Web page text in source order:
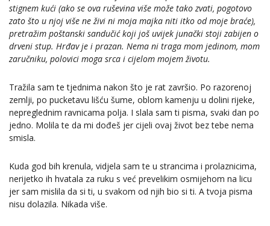
stignem kući (ako se ova ruševina više može tako zvati, pogotovo
zato što u njoj više ne živi ni moja majka niti itko od moje braće),
pretražim poštanski sandučić koji još uvijek junački stoji zabijen o
drveni stup. Hrđav je i prazan. Nema ni traga mom jedinom, mom
zaručniku, polovici moga srca i cijelom mojem životu.
Tražila sam te tjednima nakon što je rat završio. Po razorenoj
zemlji, po pucketavu lišću šume, oblom kamenju u dolini rijeke,
nepreglednim ravnicama polja. I slala sam ti pisma, svaki dan po
jedno. Molila te da mi dođeš jer cijeli ovaj život bez tebe nema
smisla.
Kuda god bih krenula, vidjela sam te u strancima i prolaznicima,
nerijetko ih hvatala za ruku s već prevelikim osmijehom na licu
jer sam mislila da si ti, u svakom od njih bio si ti. A tvoja pisma
nisu dolazila. Nikada više.